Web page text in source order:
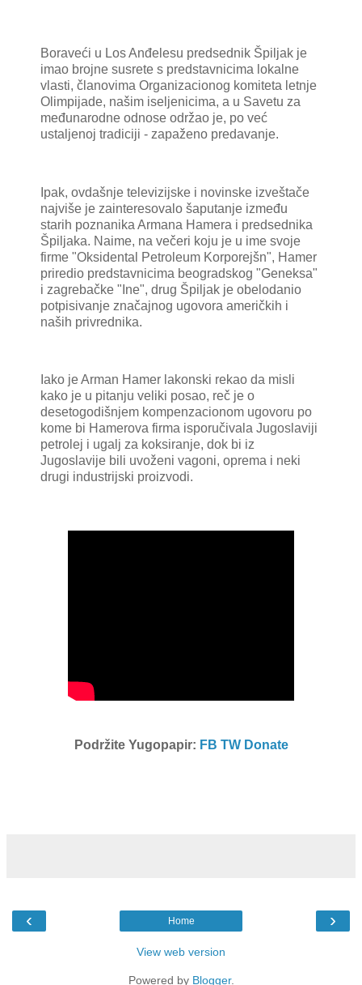
Boraveći u Los Anđelesu predsednik Špiljak je
imao brojne susrete s predstavnicima lokalne
vlasti, članovima Organizacionog komiteta letnje
Olimpijade, našim iseljenicima, a u Savetu za
međunarodne odnose održao je, po već
ustaljenoj tradiciji - zapaženo predavanje.
Ipak, ovdašnje televizijske i novinske izveštače
najviše je zainteresovalo šaputanje između
starih poznanika Armana Hamera i predsednika
Špiljaka. Naime, na večeri koju je u ime svoje
firme "Oksidental Petroleum Korporejšn", Hamer
priredio predstavnicima beogradskog "Geneksa"
i zagrebačke "Ine", drug Špiljak je obelodanio
potpisivanje značajnog ugovora američkih i
naših privrednika.
Iako je Arman Hamer lakonski rekao da misli
kako je u pitanju veliki posao, reč je o
desetogodišnjem kompenzacionom ugovoru po
kome bi Hamerova firma isporučivala Jugoslaviji
petrolej i ugalj za koksiranje, dok bi iz
Jugoslavije bili uvoženi vagoni, oprema i neki
drugi industrijski proizvodi.
Podržite Yugopapir: FB TW Donate
‹ ›
Home
View web version
Powered by Blogger.